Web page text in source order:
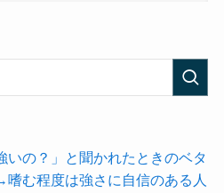
いの？」と聞かれたときのベタ
む程度は強さに自信のある人